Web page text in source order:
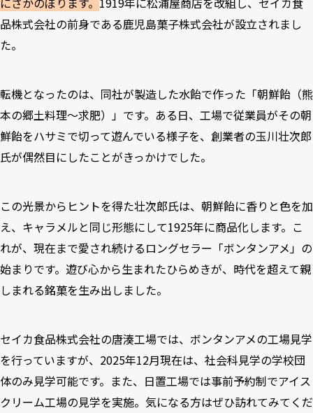
品株式会社の前身である鹿児島菓子株式会社が設立されまし
た。
転機となったのは、同社が製造した水飴で作った「朝鮮飴（熊
本の郷土料理〜求肥）」です。ある日、工場で従業員がその朝
鮮飴をハサミで切って遊んでいる様子を、創業者の玉川壮次郎
氏が偶然目にしたことがきっかけでした。
この光景からヒントを得た壮次郎氏は、朝鮮飴に香りと色を加
え、キャラメルと同じ形態にして1925年に商品化します。こ
れが、現在まで愛され続けるロングセラー「ボンタンアメ」の
始まりです。遊び心から生まれたひらめきが、時代を超えて親
しまれる銘菓を生み出しました。
セイカ食品株式会社の唐湊工場では、ボンタンアメの工場見学
を行っていますが、2025年12月現在は、社会科見学の学校団
体のみ見学可能です。また、日置工場では事前予約制でアイス
クリーム工場の見学を実施。気になる方はぜひ訪れてみてくだ